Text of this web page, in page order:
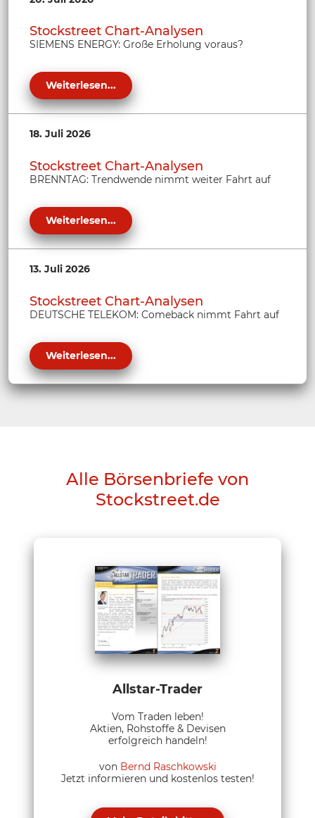
Stockstreet Chart-Analysen
SIEMENS ENERGY: Große Erholung voraus?
Weiterlesen...
18. Juli 2026
Stockstreet Chart-Analysen
BRENNTAG: Trendwende nimmt weiter Fahrt auf
Weiterlesen...
13. Juli 2026
Stockstreet Chart-Analysen
DEUTSCHE TELEKOM: Comeback nimmt Fahrt auf
Weiterlesen...
Alle Börsenbriefe von
Stockstreet.de
Allstar-Trader
Vom Traden leben!
Aktien, Rohstoffe & Devisen
erfolgreich handeln!
von Bernd Raschkowski
Jetzt informieren und kostenlos testen!